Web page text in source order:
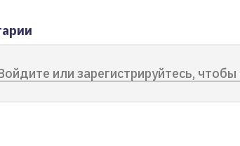
или зарегистрируйтесь,